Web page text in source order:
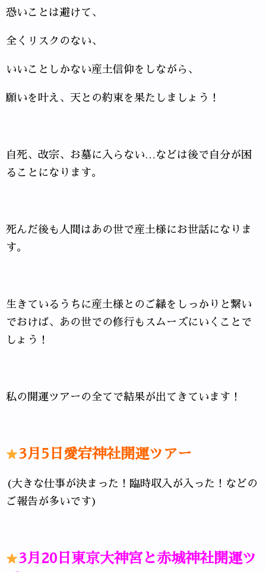
恐いことは避けて、
全くリスクのない、
いいことしかない産土信仰をしながら、
願いを叶え、天との約束を果たしましょう！
自死、改宗、お墓に入らない…などは後で自分が困
ることになります。
死んだ後も人間はあの世で産土様にお世話になりま
す。
生きているうちに産土様とのご縁をしっかりと繋い
でおけば、あの世での修行もスムーズにいくことで
しょう！
私の開運ツアーの全てで結果が出てきています！
3月5 日愛宕神社開運ツアー
(大きな仕事が決まった！臨時収入が入った！などの
ご報告が多いです)
3月20日東京大神宮と赤城神社開運ツ